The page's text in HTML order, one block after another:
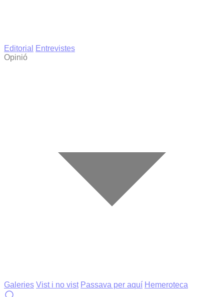
Editorial
Entrevistes
Opinió
Galeries Vist i no vist Passava per aquí Hemeroteca